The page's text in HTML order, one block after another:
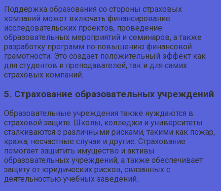
Поддержка образования со стороны страховых
компаний может включать финансирование
исследовательских проектов, проведение
образовательных мероприятий и семинаров, а также
разработку программ по повышению финансовой
грамотности. Это создает положительный эффект как
для студентов и преподавателей, так и для самих
страховых компаний.
5. Страхование образовательных учреждений
Образовательные учреждения также нуждаются в
страховой защите. Школы, колледжи и университеты
сталкиваются с различными рисками, такими как пожар,
кража, несчастные случаи и другие. Страхование
помогает защитить имущество и активы
образовательных учреждений, а также обеспечивает
защиту от юридических рисков, связанных с
деятельностью учебных заведений.